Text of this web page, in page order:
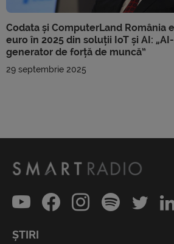
Codata și ComputerLand România
euro în 2025 din soluții IoT și AI:
generator de forță de muncă”
29 septembrie 2025
ȘTIRI